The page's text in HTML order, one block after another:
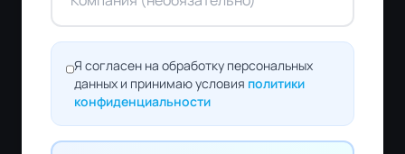
Я согласен на обработку персональных
данных и принимаю условия политики
конфиденциальности